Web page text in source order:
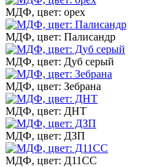
МДФ, цвет: орех
МДФ, цвет: Палисандр
МДФ, цвет: Дуб серый
МДФ, цвет: Зебрана
МДФ, цвет: ДНТ
МДФ, цвет: ДЗП
МДФ, цвет: Д11СС